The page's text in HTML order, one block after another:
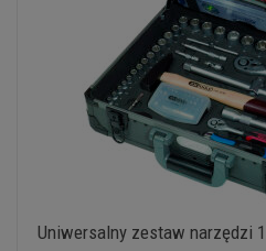
Uniwersalny zestaw narzędzi